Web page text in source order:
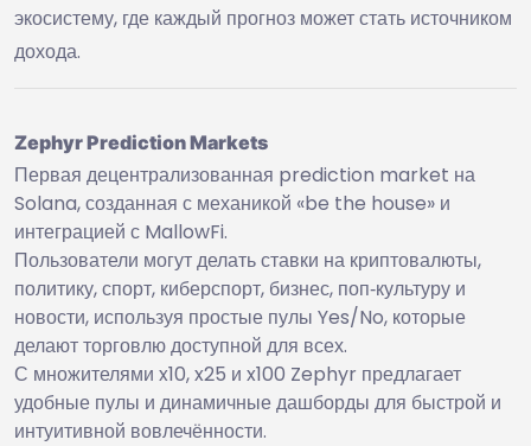
экосистему, где каждый прогноз может стать источником
дохода.
Zephyr Prediction Markets
Первая децентрализованная prediction market на
Solana, созданная с механикой «be the house» и
интеграцией с MallowFi.
Пользователи могут делать ставки на криптовалюты,
политику, спорт, киберспорт, бизнес, поп‑культуру и
новости, используя простые пулы Yes/No, которые
делают торговлю доступной для всех.
С множителями x10, x25 и x100 Zephyr предлагает
удобные пулы и динамичные дашборды для быстрой и
интуитивной вовлечённости.